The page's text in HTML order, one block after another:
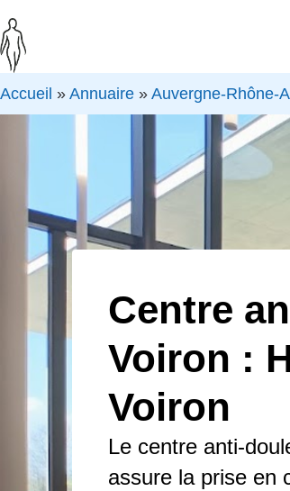
Accueil » Annuaire » Auvergne-Rhône-
Centre
Voiron :
Voiron
Le centre anti-
assure la prise en